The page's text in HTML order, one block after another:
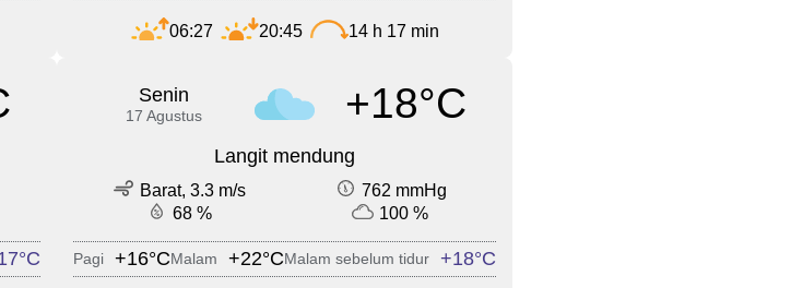
06:27 20:45 14 h 17 min
Senin
17 Agustus +18°C
Langit mendung
Barat, 3.3 m/s
762 mmHg
68 %
100 %
Pagi +16°CMalam +22°CMalam sebelum tidur +18°C